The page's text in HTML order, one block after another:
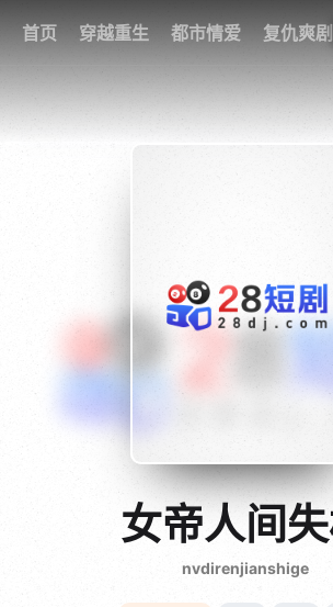
首页 穿越重生 都市情爱 复仇爽剧
我的观影记录
{if
gt 0"}
28短剧
女帝人间
nvdirenjianshige